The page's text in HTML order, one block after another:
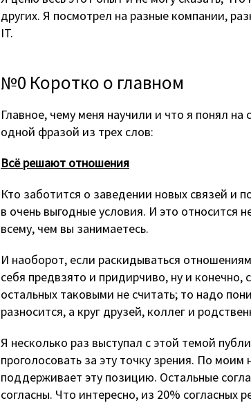
других. Я посмотрел на разные компании,
IT.
№0 Коротко о главном
Главное, чему меня научили и что я понял
одной фразой из трех слов:
Всё решают отношения
Кто заботится о заведении новых связей и
в очень выгодные условия. И это относится
всему, чем вы занимаетесь.
И наоборот, если раскидываться
себя предвзято и придирчиво, ну и конечно,
остальных таковыми не считать; то надо
разносится, а круг друзей, коллег и
Я несколько раз выступал с этой темой
проголосовать за эту точку зрения. По
поддерживает эту позицию. Остальные
согласны. Что интересно, из 20% согласных